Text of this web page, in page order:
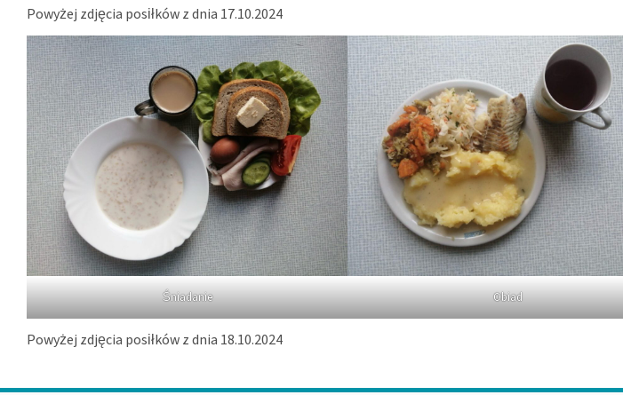
Powyżej zdjęcia posiłków z dnia 17.10.2024
Śniadanie Obiad
Powyżej zdjęcia posiłków z dnia 18.10.2024